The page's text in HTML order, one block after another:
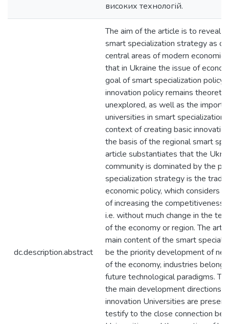
високих технологій.
dc.description.abstract
The aim of the article is to reveal
smart specialization strategy as
central areas of modern economic
that in Ukraine the issue of
goal of smart specialization policy
innovation policy remains
unexplored, as well as the
universities in smart specialization
context of creating basic
the basis of the regional smart
article substantiates that the
community is dominated by the
specialization strategy is the
economic policy, which considers
of increasing the competitiveness
i.e. without much change in the
of the economy or region. The
main content of the smart
be the priority development of
of the economy, industries
future technological paradigms.
the main development directions
innovation Universities are
testify to the close connection